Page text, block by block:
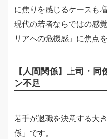
に焦りを感じるケースも
現代の若者ならではの感
リアへの危機感」に焦点
【人間関係】上司・
ン不足
若手が退職を決意する大
係」です。